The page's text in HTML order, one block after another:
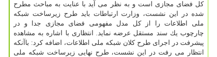
كل فضای مجازی است و به نظر می آید با عنایت به مباحث مطرح
شده در این نشست، وزارت ارتباطات باید طرح زیرساخت شبكه
ملی اطلاعات را از كل مدل مفهومی فضای مجازی جدا و در
چارچوب یك سند مستقل عرضه نماید. انتظاری با اشاره به مشاهده
پیشرفت در اجرای طرح كلان شبكه ملی اطلاعات، اضافه كرد: باآنكه
انتظار می رفت در این نشست، طرح نهایی زیرساخت شبكه ملی